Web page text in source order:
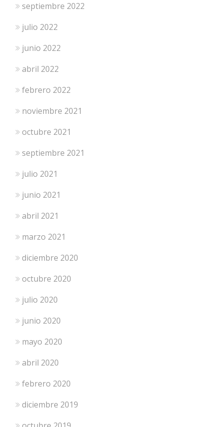
septiembre 2022
julio 2022
junio 2022
abril 2022
febrero 2022
noviembre 2021
octubre 2021
septiembre 2021
julio 2021
junio 2021
abril 2021
marzo 2021
diciembre 2020
octubre 2020
julio 2020
junio 2020
mayo 2020
abril 2020
febrero 2020
diciembre 2019